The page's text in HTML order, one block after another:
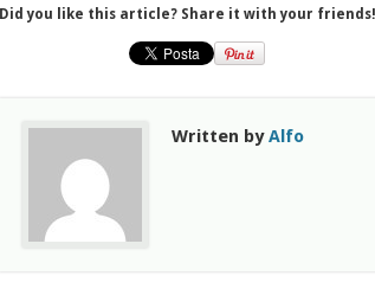
Did you like this article? Share it with your friends!
Written byAlfo